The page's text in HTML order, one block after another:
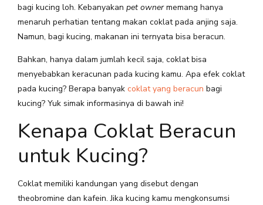
bagi kucing loh. Kebanyakan pet ownermemang hanya
menaruh perhatian tentang makan coklat pada anjing saja.
Namun, bagi kucing, makanan ini ternyata bisa beracun.
Bahkan, hanya dalam jumlah kecil saja, coklat bisa
menyebabkan keracunan pada kucing kamu. Apa efek coklat
pada kucing? Berapa banyak coklat yang beracun bagi
kucing? Yuk simak informasinya di bawah ini!
Kenapa Coklat Beracun
untuk Kucing?
Coklat memiliki kandungan yang disebut dengan
theobromine dan kafein. Jika kucing kamu mengkonsumsi